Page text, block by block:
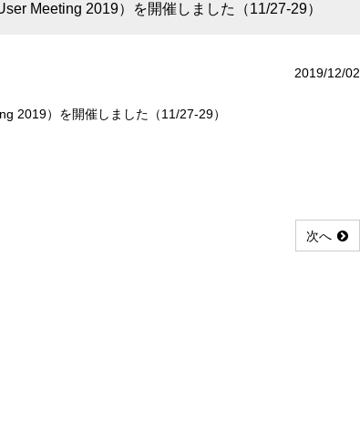
Meeting 2019）を開催しました（11/27-29）
2019/12/02
2019）を開催しました（11/27-29）
次へ